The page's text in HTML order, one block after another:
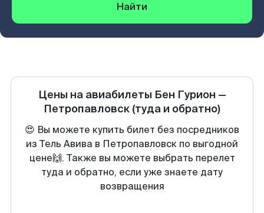
Найти
Цены на авиабилеты Бен Гурион —
Петропавловск (туда и обратно)
😍 Вы можете купить билет без посредников
из Тель Авива в Петропавловск по выгодной
цене🙌. Также вы можете выбрать перелет
туда и обратно, если уже знаете дату
возвращения